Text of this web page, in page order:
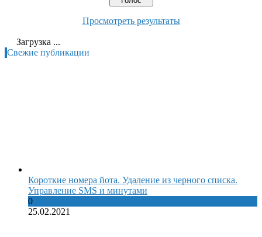
Просмотреть результаты
Загрузка ...
Свежие публикации
Короткие номера йота. Удаление из черного списка.
Управление SMS и минутами
0
25.02.2021